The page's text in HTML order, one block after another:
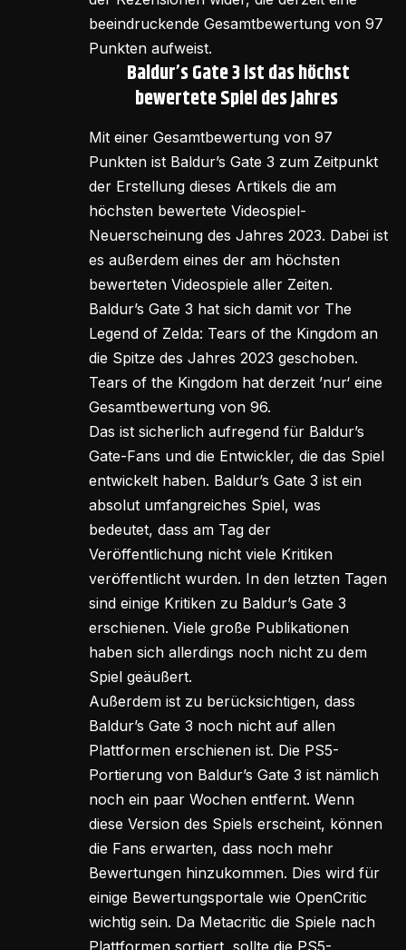
beeindruckende Gesamtbewertung von 97
Punkten aufweist.
Baldur’s Gate 3 ist das höchst
bewertete Spiel des Jahres
Mit einer Gesamtbewertung von 97
Punkten ist Baldur’s Gate 3 zum Zeitpunkt
der Erstellung dieses Artikels die am
höchsten bewertete Videospiel-
Neuerscheinung des Jahres 2023. Dabei ist
es außerdem eines der am höchsten
bewerteten Videospiele aller Zeiten.
Baldur’s Gate 3 hat sich damit vor The
Legend of Zelda: Tears of the Kingdom an
die Spitze des Jahres 2023 geschoben.
Tears of the Kingdom hat derzeit ’nur‘ eine
Gesamtbewertung von 96.
Das ist sicherlich aufregend für Baldur’s
Gate-Fans und die Entwickler, die das Spiel
entwickelt haben. Baldur’s Gate 3 ist ein
absolut umfangreiches Spiel, was
bedeutet, dass am Tag der
Veröffentlichung nicht viele Kritiken
veröffentlicht wurden. In den letzten Tagen
sind einige Kritiken zu Baldur’s Gate 3
erschienen. Viele große Publikationen
haben sich allerdings noch nicht zu dem
Spiel geäußert.
Außerdem ist zu berücksichtigen, dass
Baldur’s Gate 3 noch nicht auf allen
Plattformen erschienen ist. Die PS5-
Portierung von Baldur’s Gate 3 ist nämlich
noch ein paar Wochen entfernt. Wenn
diese Version des Spiels erscheint, können
die Fans erwarten, dass noch mehr
Bewertungen hinzukommen. Dies wird für
einige Bewertungsportale wie OpenCritic
wichtig sein. Da Metacritic die Spiele nach